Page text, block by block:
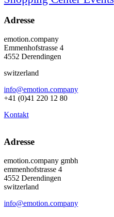
Adresse
emotion.company
Emmenhofstrasse 4
4552 Derendingen
switzerland
info@emotion.company
+41 (0)41 220 12 80
Kontakt
Adresse
emotion.company gmbh
emmenhofstrasse 4
4552 Derendingen
switzerland
info@emotion.company